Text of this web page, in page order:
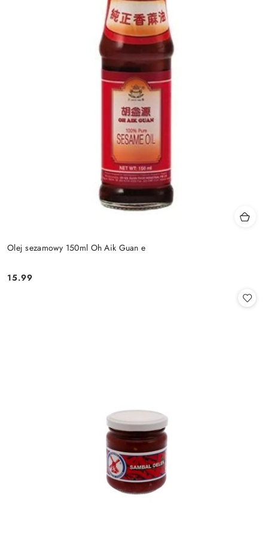
Olej sezamowy 150ml Oh Aik Guan e
Cena:
15.99